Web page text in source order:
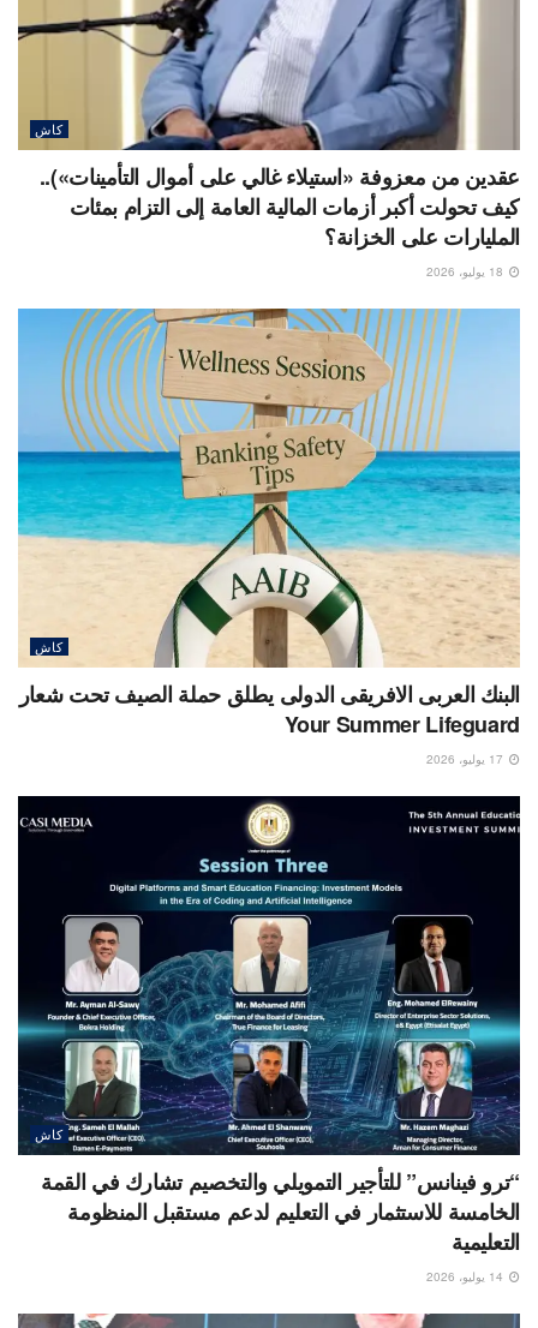
كاش
عقدين من معزوفة «استيلاء غالي على أموال التأمينات»)..
كيف تحولت أكبر أزمات المالية العامة إلى التزام بمئات
المليارات على الخزانة؟
كاش
البنك العربى الافريقى الدولى يطلق حملة الصيف تحت شعار
Your Summer Lifeguard
كاش
“ترو فينانس” للتأجير التمويلي والتخصيم تشارك في القمة
الخامسة للاستثمار في التعليم لدعم مستقبل المنظومة
التعليمية